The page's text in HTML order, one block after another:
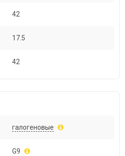
42
17.5
42
галогеновые
G9